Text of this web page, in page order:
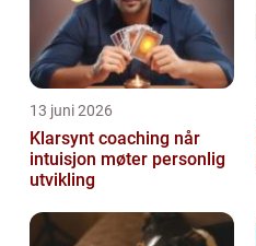
13 juni 2026
Klarsynt coaching når
intuisjon møter personlig
utvikling